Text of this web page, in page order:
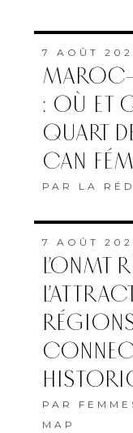
7 AOÛT
: OÙ ET
QUART
CAN
PAR LA
7 AOÛT
L’ONMT
PAR
MAP